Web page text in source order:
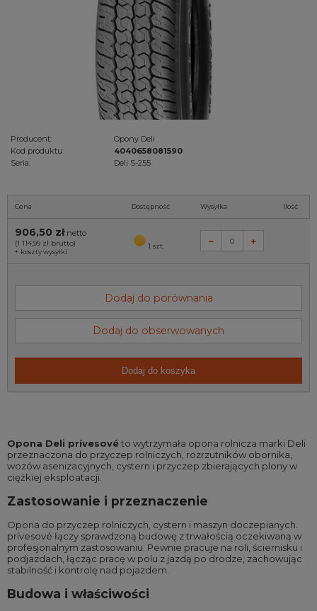
Wyszukaj
Producent:
Opony Deli
Kod produktu:
4040658081590
Seria:
Deli S-255
Cena Dostępność Wysyłka Ilość
906,50 złnetto
(1 114,99 zł brutto)
+ koszty wysyłki
1 szt.
Dodaj do porównania
Dodaj do obserwowanych
Dodaj do koszyka
Opona Deli prívesovéto wytrzymała opona rolnicza marki Deli
przeznaczona do przyczep rolniczych, rozrzutników obornika,
wozów asenizacyjnych, cystern i przyczep zbierających plony w
ciężkiej eksploatacji.
Zastosowanie i przeznaczenie
Opona do przyczep rolniczych, cystern i maszyn doczepianych.
prívesové łączy sprawdzoną budowę z trwałością oczekiwaną w
profesjonalnym zastosowaniu. Pewnie pracuje na roli, ściernisku i
podjazdach, łącząc pracę w polu z jazdą po drodze, zachowując
stabilność i kontrolę nad pojazdem.
Budowa i właściwości